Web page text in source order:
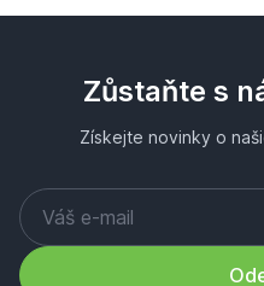
Zůstaňte s
Získejte novinky o